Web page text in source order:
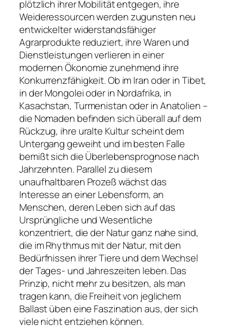
plötzlich ihrer Mobilität entgegen, ihre
Weideressourcen werden zugunsten neu
entwickelter widerstandsfähiger
Agrarprodukte reduziert, ihre Waren und
Dienstleistungen verlieren in einer
modernen Ökonomie zunehmend ihre
Konkurrenzfähigkeit. Ob im Iran oder in Tibet,
in der Mongolei oder in Nordafrika, in
Kasachstan, Turmenistan oder in Anatolien –
die Nomaden befinden sich überall auf dem
Rückzug, ihre uralte Kultur scheint dem
Untergang geweiht und im besten Falle
bemißt sich die Überlebensprognose nach
Jahrzehnten. Parallel zu diesem
unaufhaltbaren Prozeß wächst das
Interesse an einer Lebensform, an
Menschen, deren Leben sich auf das
Ursprüngliche und Wesentliche
konzentriert, die der Natur ganz nahe sind,
die im Rhythmus mit der Natur, mit den
Bedürfnissen ihrer Tiere und dem Wechsel
der Tages- und Jahreszeiten leben. Das
Prinzip, nicht mehr zu besitzen, als man
tragen kann, die Freiheit von jeglichem
Ballast üben eine Faszination aus, der sich
viele nicht entziehen können.